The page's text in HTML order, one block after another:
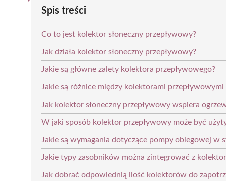
Spis treści
Co to jest kolektor słoneczny przepływowy?
Jak działa kolektor słoneczny przepływowy?
Jakie są główne zalety kolektora przepływowego?
Jakie są różnice między kolektorami
Jak kolektor słoneczny przepływowy wspiera
W jaki sposób kolektor przepływowy może być
Jakie są wymagania dotyczące pompy obiegowej w
Jakie typy zasobników można zintegrować z
Jak dobrać odpowiednią ilość kolektorów do